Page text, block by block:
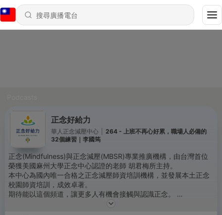
正念好給力
華人正念減壓中心
264 - 上班不再心好累，職場人必備的
32個練習｜李國筠
正念(Mindfulness)與正念減壓(MBSR)專業推廣機構，由台灣首位
榮獲美國麻州大學正念中心認證的老師 胡君梅所主持。
本中心為國內唯一合格之正念減壓師資培訓機構，並發展本土正念
校園師資培訓，成效卓著。
期待能以這個頻道，讓更多人有機會接觸與認識正念。